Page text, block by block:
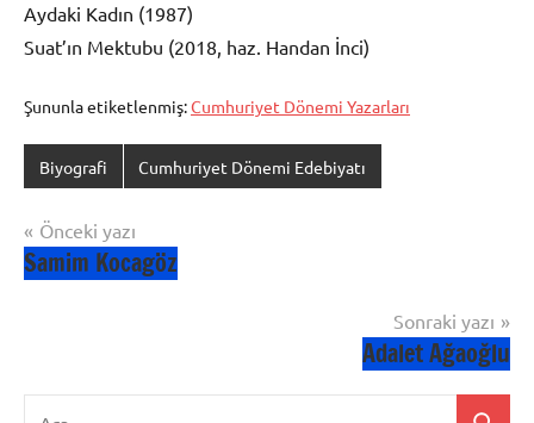
Aydaki Kadın (1987)
Suat’ın Mektubu (2018, haz. Handan İnci)
Şununla etiketlenmiş:Cumhuriyet Dönemi Yazarları
Biyografi Cumhuriyet Dönemi Edebiyatı
Yazı
gezinmesi
Önceki yazı
Samim Kocagöz
Sonraki yazı
Adalet Ağaoğlu